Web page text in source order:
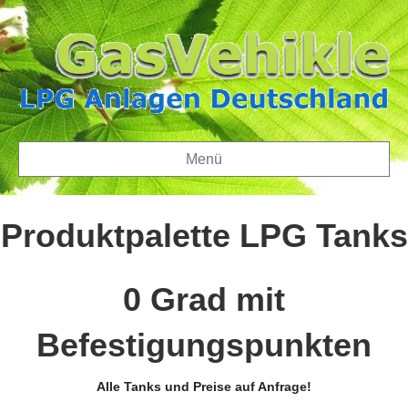
Menü
Produktpalette LPG Tanks
0 Grad mit
Befestigungspunkten
Alle Tanks und Preise auf Anfrage!